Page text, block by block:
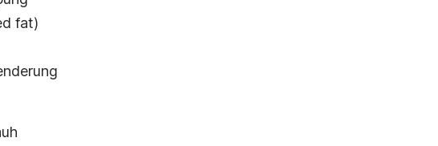
fat)